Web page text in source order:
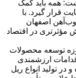
همه باید کمک
قرار گیرد. با
اصفهان
مؤثرتری در اقتصاد
توسعه محصولات
ارزشمندی
تولید انواع ریل